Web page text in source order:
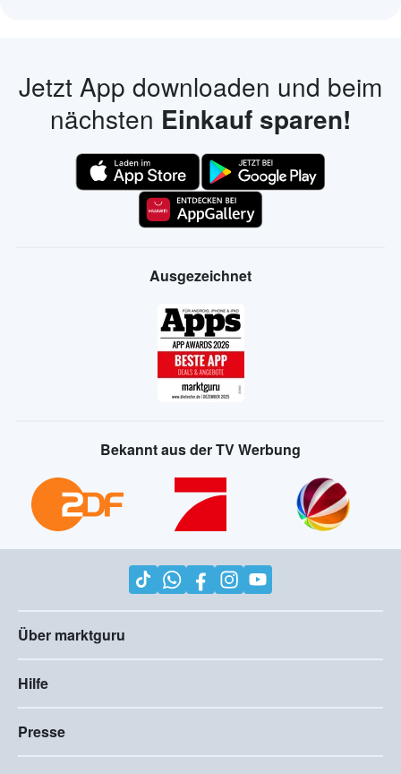
Jetzt App downloaden und beim
nächsten Einkauf sparen!
Ausgezeichnet
Bekannt aus der TV Werbung
Über marktguru
Hilfe
Presse